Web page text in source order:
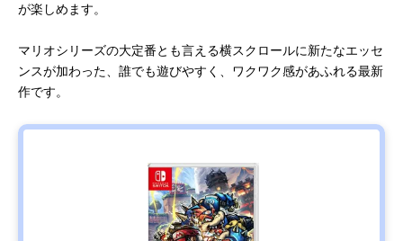
が楽しめます。
マリオシリーズの大定番とも言える横スクロールに新たなエッセ
ンスが加わった、誰でも遊びやすく、ワクワク感があふれる最新
作です。